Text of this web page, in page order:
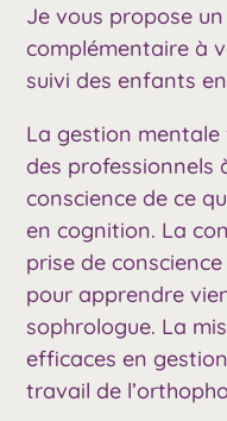
Je vous propose
complémentaire à
suivi des enfants
La gestion
des professionnels
conscience de ce
en cognition. La
prise de
pour apprendre
sophrologue. La
efficaces en
travail de